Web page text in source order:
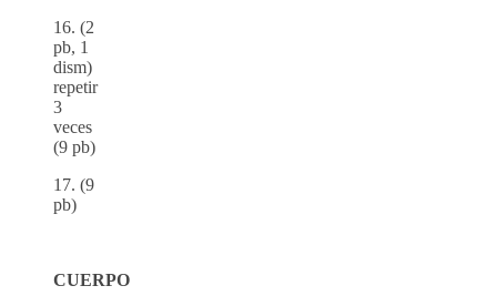
16. (2
pb, 1
dism)
repetir
3
veces
(9 pb)
17. (9
pb)
CUERPO